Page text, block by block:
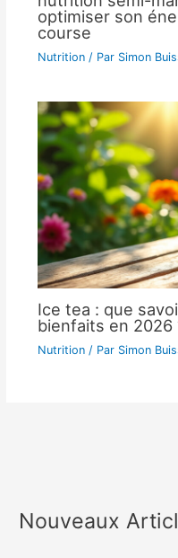
optimiser son
course
Nutrition/ Par Simon
Ice tea : que
bienfaits en 2026
Nutrition/ Par Simon
Nouveaux